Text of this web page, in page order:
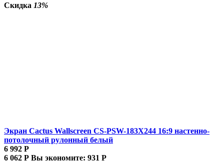
Скидка 13%
Экран Cactus Wallscreen CS-PSW-183X244 16:9 настенно-
потолочный рулонный белый
6 992 Р
6 062 Р Вы экономите: 931 Р